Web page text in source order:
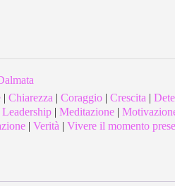
|Chiarezza |Coraggio |Crescita |
Leadership |Meditazione |
|Verità |Vivere il momento